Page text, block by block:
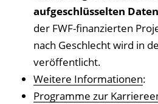
aufgeschlüsselten
der FWF-finanzierten
nach Geschlecht wird in
veröffentlicht.
Weitere Informationen:
Programme zur